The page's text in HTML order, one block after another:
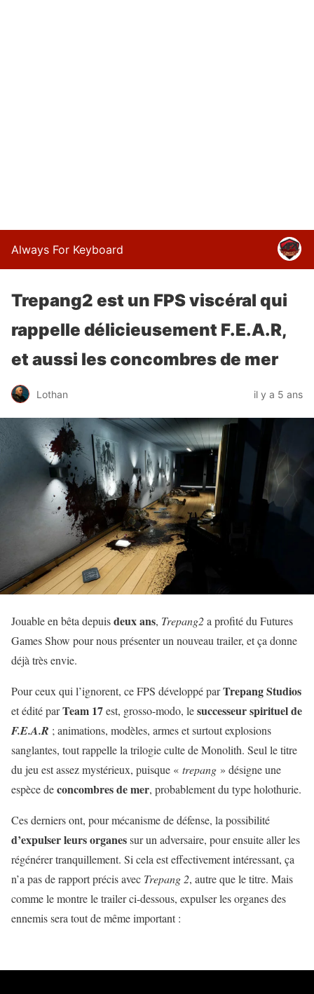
Always For Keyboard
Trepang2 est un FPS viscéral qui
rappelle délicieusement F.E.A.R,
et aussi les concombres de mer
Lothan il y a 5 ans
Jouable en bêta depuisdeux ans, Trepang2a profité du Futures
Games Show pour nous présenter un nouveau trailer, et ça donne
déjà très envie.
Pour ceux qui l’ignorent, ce FPS développé parTrepang Studios
et édité parTeam 17est, grosso-modo, lesuccesseur spirituel de
F.E.A.R ; animations, modèles, armes et surtout explosions
sanglantes, tout rappelle la trilogie culte de Monolith. Seul le titre
du jeu est assez mystérieux, puisque « trepang » désigne une
espèce deconcombres de mer, probablement du type holothurie.
Ces derniers ont, pour mécanisme de défense, la possibilité
d’expulser leurs organessur un adversaire, pour ensuite aller les
régénérer tranquillement. Si cela est effectivement intéressant, ça
n’a pas de rapport précis avec Trepang 2, autre que le titre. Mais
comme le montre le trailer ci-dessous, expulser les organes des
ennemis sera tout de même important :